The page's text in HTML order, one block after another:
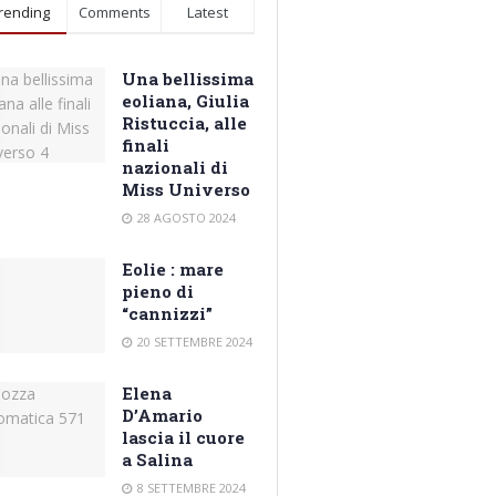
Comments Latest
Una bellissima
eoliana, Giulia
Ristuccia, alle
finali
nazionali di
Miss Universo
28 AGOSTO 2024
Eolie : mare
pieno di
“cannizzi”
20 SETTEMBRE 2024
Elena
D’Amario
lascia il cuore
a Salina
8 SETTEMBRE 2024